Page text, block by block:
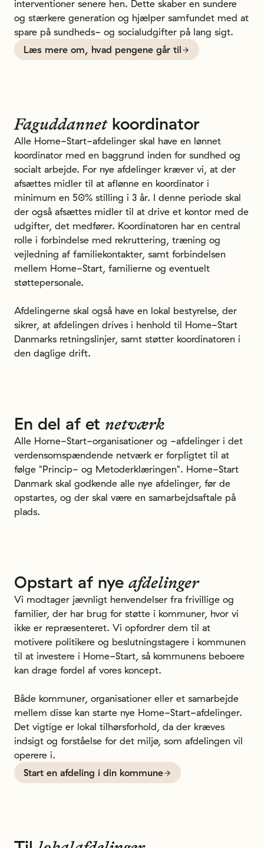
interventioner senere hen. Dette skaber en sundere
og stærkere generation og hjælper samfundet med at
spare på sundheds- og socialudgifter på lang sigt.
Læs mere om, hvad pengene går til
Faguddannet koordinator
Alle Home-Start-afdelinger skal have en lønnet
koordinator med en baggrund inden for sundhed og
socialt arbejde. For nye afdelinger kræver vi, at der
afsættes midler til at aflønne en koordinator i
minimum en 50% stilling i 3 år. I denne periode skal
der også afsættes midler til at drive et kontor med de
udgifter, det medfører. Koordinatoren har en central
rolle i forbindelse med rekruttering, træning og
vejledning af familiekontakter, samt forbindelsen
mellem Home-Start, familierne og eventuelt
støttepersonale.
Afdelingerne skal også have en lokal bestyrelse, der
sikrer, at afdelingen drives i henhold til Home-Start
Danmarks retningslinjer, samt støtter koordinatoren i
den daglige drift.
En del af et netværk
Alle Home-Start-organisationer og -afdelinger i det
verdensomspændende netværk er forpligtet til at
følge "Princip- og Metoderklæringen". Home-Start
Danmark skal godkende alle nye afdelinger, før de
opstartes, og der skal være en samarbejdsaftale på
plads.
Opstart af nye afdelinger
Vi modtager jævnligt henvendelser fra frivillige og
familier, der har brug for støtte i kommuner, hvor vi
ikke er repræsenteret. Vi opfordrer dem til at
motivere politikere og beslutningstagere i kommunen
til at investere i Home-Start, så kommunens beboere
kan drage fordel af vores koncept.
Både kommuner, organisationer eller et samarbejde
mellem disse kan starte nye Home-Start-afdelinger.
Det vigtige er lokal tilhørsforhold, da der kræves
indsigt og forståelse for det miljø, som afdelingen vil
operere i.
Start en afdeling i din kommune